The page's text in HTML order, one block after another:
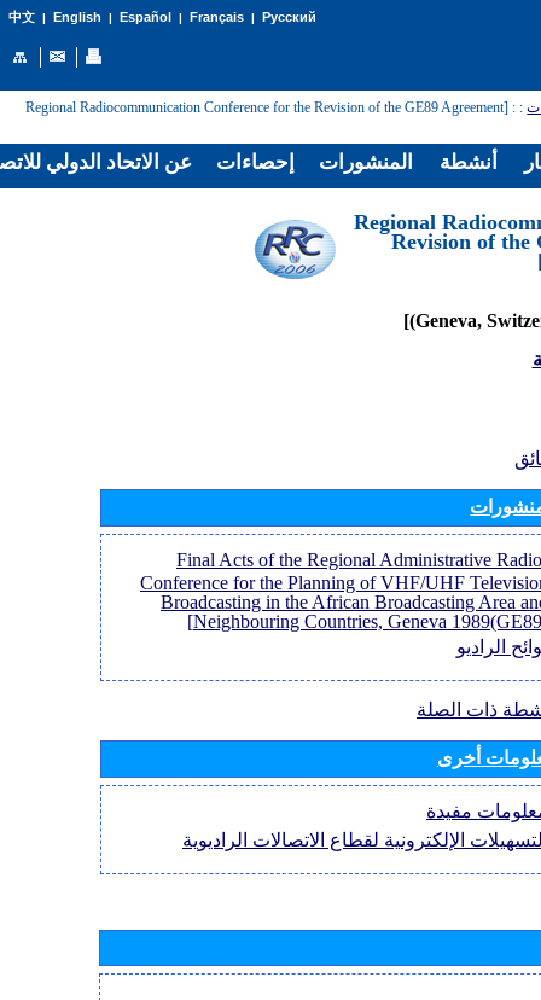
中文| English | Español | Français| Русский
:
: [Regional Radiocommunication Conference for the Revision of the GE89 Agreement
[Regional
Revision of the
[Final Acts of the Regional Administrative Radio
Conference for the Planning of VHF/UHF
Broadcasting in the African Broadcasting Area
Neighbouring Countries, Geneva
الراديو
ذات الصلة
أخرى
مفيدة
الإلكترونية لقطاع الاتصالات الراديوية
عن الاتحاد الدولي إحصاءات المنشورات أنشطة